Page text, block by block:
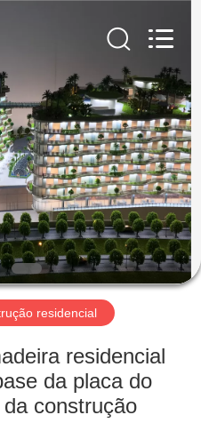
residencial
residencial
da placa do
construção